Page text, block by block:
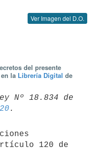
Ver Imagen del D.O.
del presente
la Librería Digital de
Nº 18.834 de
120 de